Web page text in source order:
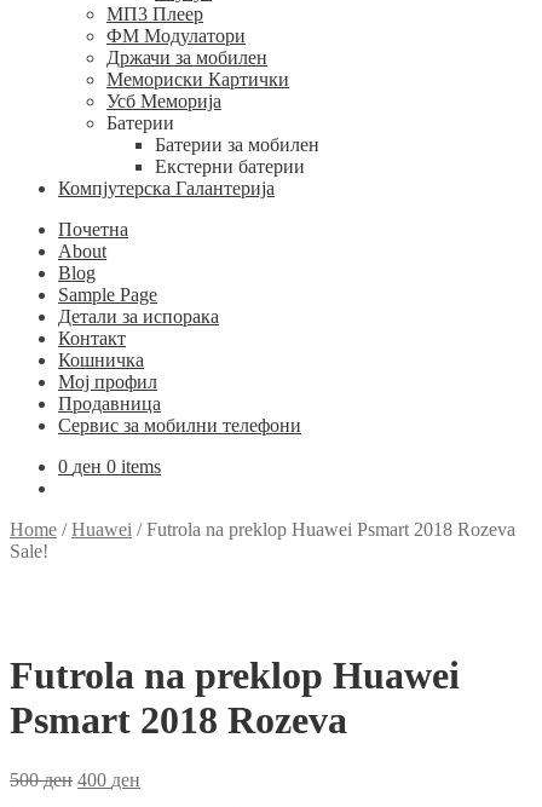
МП3 Плеер
ФМ Модулатори
Држачи за мобилен
Мемориски Картички
Усб Меморија
Батерии
Батерии за мобилен
Екстерни батерии
Компјутерска Галантерија
Почетна
About
Blog
Sample Page
Детали за испорака
Контакт
Кошничка
Мој профил
Продавница
Сервис за мобилни телефони
0 ден 0 items
Home /Huawei /Futrola na preklop Huawei Psmart 2018 Rozeva
Sale!
Futrola na preklop Huawei
Psmart 2018 Rozeva
500ден 400 ден